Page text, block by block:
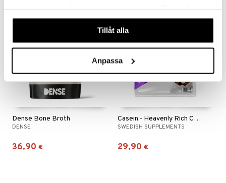
våra cookies vid fortsatt användande av vår webbplats.
Tillåt alla
Anpassa
Dense Bone Broth
DENSE
36,90 €
Casein - Heavenly Rich Chocolate
SWEDISH SUPPLEMENTS
29,90 €